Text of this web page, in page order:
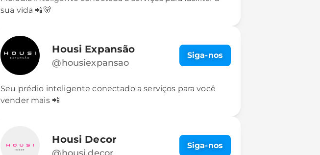
sua vida 📲🐻
Housi Expansão
@housiexpansao
Siga-nos
Seu prédio inteligente conectado a serviços para você
vender mais 📲
Housi Decor
@housi.decor
Siga-nos